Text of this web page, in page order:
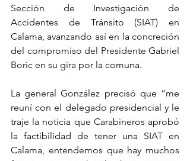
Sección de Investigación de
Accidentes de Tránsito (SIAT) en
Calama, avanzando así en la concreción
del compromiso del Presidente Gabriel
Boric en su gira por la comuna.
La general González precisó que “me
reuní con el delegado presidencial y le
traje la noticia que Carabineros aprobó
la factibilidad de tener una SIAT en
Calama, entendemos que hay muchos